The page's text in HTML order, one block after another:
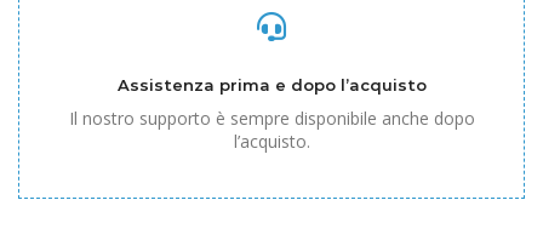
Assistenza prima e dopo l’acquisto
Il nostro supporto è sempre disponibile anche dopo
l’acquisto.